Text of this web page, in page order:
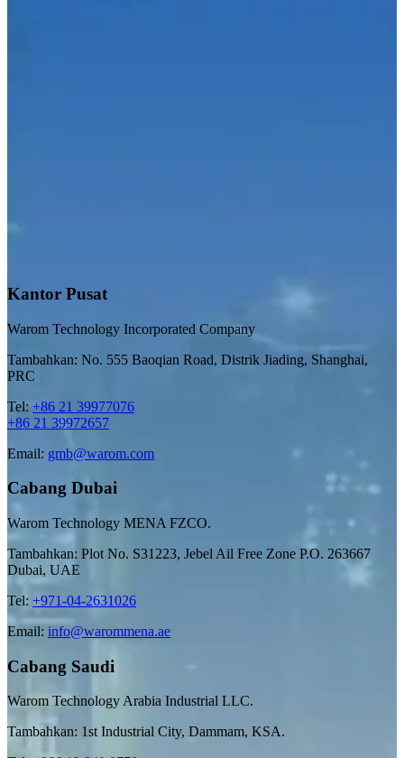
Kantor Pusat
Warom Technology Incorporated Company
Tambahkan: No. 555 Baoqian Road, Distrik Jiading, Shanghai,
PRC
Tel: +86 21 39977076
+86 21 39972657
Email: gmb@warom.com
Cabang Dubai
Warom Technology MENA FZCO.
Tambahkan: Plot No. S31223, Jebel Ail Free Zone P.O. 263667
Dubai, UAE
Tel: +971-04-2631026
Email: info@warommena.ae
Cabang Saudi
Warom Technology Arabia Industrial LLC.
Tambahkan: 1st Industrial City, Dammam, KSA.